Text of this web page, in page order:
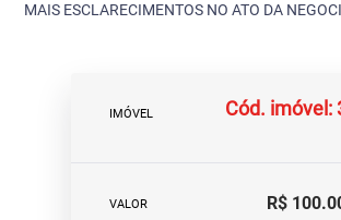
MAIS ESCLARECIMENTOS NO ATO DA
IMÓVEL Cód. imóvel:
VALOR R$